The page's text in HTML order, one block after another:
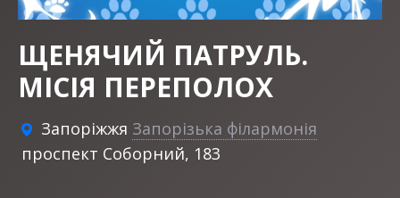
ЩЕНЯЧИЙ ПАТРУЛЬ.
МІСІЯ ПЕРЕПОЛОХ
Запоріжжя Запорізька філармонія
проспект Соборний, 183